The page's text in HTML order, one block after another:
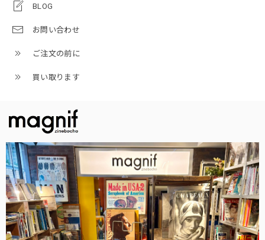
BLOG
お問い合わせ
ご注文の前に
買い取ります